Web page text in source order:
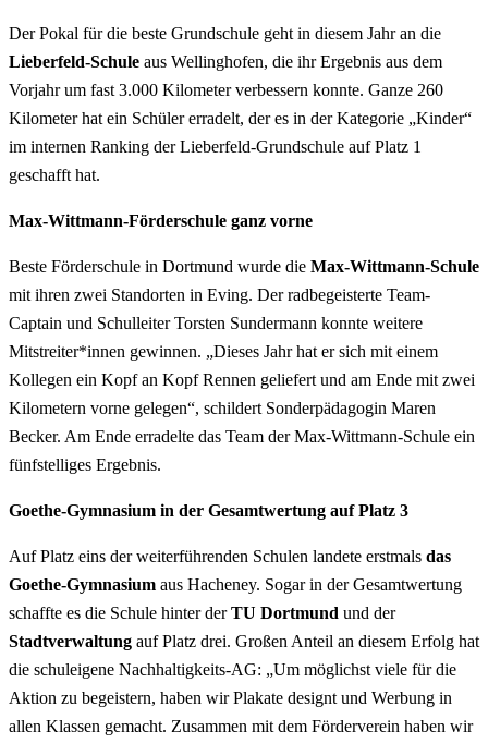
Der Pokal für die beste Grundschule geht in diesem Jahr an die
Lieberfeld-Schule aus Wellinghofen, die ihr Ergebnis aus dem
Vorjahr um fast 3.000 Kilometer verbessern konnte. Ganze 260
Kilometer hat ein Schüler erradelt, der es in der Kategorie „Kinder“
im internen Ranking der Lieberfeld-Grundschule auf Platz 1
geschafft hat.
Max-Wittmann-Förderschule ganz vorne
Beste Förderschule in Dortmund wurde die Max-Wittmann-Schule
mit ihren zwei Standorten in Eving. Der radbegeisterte Team-
Captain und Schulleiter Torsten Sundermann konnte weitere
Mitstreiter*innen gewinnen. „Dieses Jahr hat er sich mit einem
Kollegen ein Kopf an Kopf Rennen geliefert und am Ende mit zwei
Kilometern vorne gelegen“, schildert Sonderpädagogin Maren
Becker. Am Ende erradelte das Team der Max-Wittmann-Schule ein
fünfstelliges Ergebnis.
Goethe-Gymnasium in der Gesamtwertung auf Platz 3
Auf Platz eins der weiterführenden Schulen landete erstmals das
Goethe-Gymnasium aus Hacheney. Sogar in der Gesamtwertung
schaffte es die Schule hinter derTU Dortmund und der
Stadtverwaltung auf Platz drei. Großen Anteil an diesem Erfolg hat
die schuleigene Nachhaltigkeits-AG: „Um möglichst viele für die
Aktion zu begeistern, haben wir Plakate designt und Werbung in
allen Klassen gemacht. Zusammen mit dem Förderverein haben wir